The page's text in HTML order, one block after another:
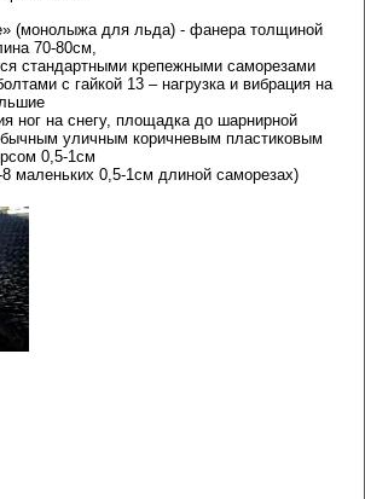
(монолыжа для льда) - фанера толщиной
70-80см,
стандартными крепежными саморезами
с гайкой 13 – нагрузка и вибрация на
ног на снегу, площадка до шарнирной
уличным коричневым пластиковым
0,5-1см
8 маленьких 0,5-1см длиной саморезах)